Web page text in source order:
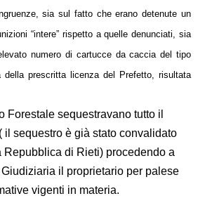
sia sul fatto che erano detenute un
“intere” rispetto a quelle denunciati, sia
numero di cartucce da caccia del tipo
della prescritta licenza del Prefetto, risultata
Forestale sequestravano tutto il
il sequestro è già stato convalidato
di Rieti) procedendo a
il proprietario per palese
vigenti in materia.